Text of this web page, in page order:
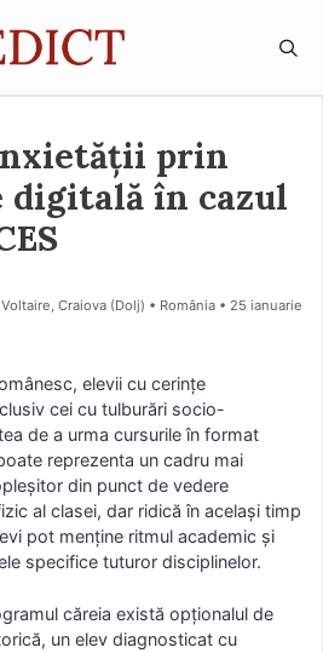
prin
în cazul
Craiova (Dolj) • România
25 ianuarie
elevii cu cerințe
cei cu tulburări socio-
de a urma cursurile în format
reprezenta un cadru mai
din punct de vedere
al clasei, dar ridică în același timp
pot menține ritmul academic și
specifice tuturor disciplinelor.
căreia există opționalul de
un elev diagnosticat cu